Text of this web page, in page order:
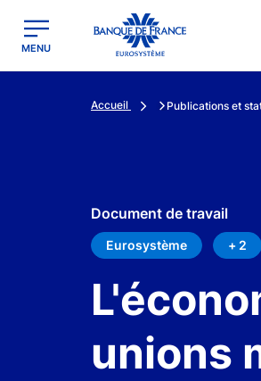
Banque de France - Menu Principal
MENU
Accueil Publications et
Document de travail
Eurosystème + 2
unions